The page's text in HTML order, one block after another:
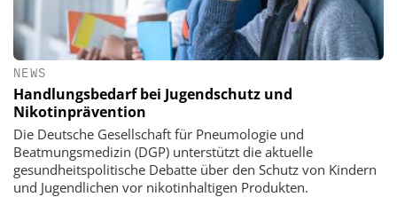
NEWS
Handlungsbedarf bei Jugendschutz und
Nikotinprävention
Die Deutsche Gesellschaft für Pneumologie und
Beatmungsmedizin (DGP) unterstützt die aktuelle
gesundheitspolitische Debatte über den Schutz von Kindern
und Jugendlichen vor nikotinhaltigen Produkten.